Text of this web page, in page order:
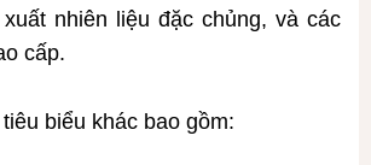
nhiên liệu đặc chủng, và các
cấp.
biểu khác bao gồm: